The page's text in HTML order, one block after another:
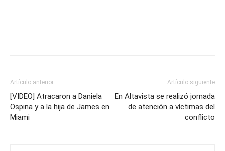
Artículo anterior
[VIDEO] Atracaron a Daniela
Ospina y a la hija de James en
Miami
Artículo siguiente
En Altavista se realizó jornada
de atención a víctimas del
conflicto